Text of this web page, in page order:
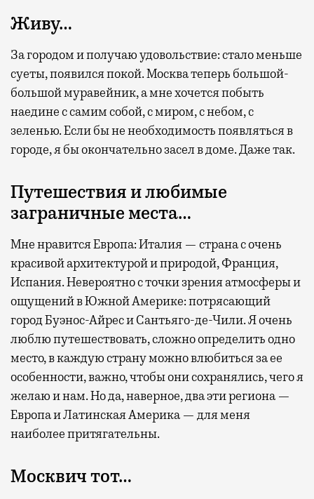
Живу…
За городом и получаю удовольствие: стало меньше
суеты, появился покой. Москва теперь большой-
большой муравейник, а мне хочется побыть
наедине с самим собой, с миром, с небом, с
зеленью. Если бы не необходимость появляться в
городе, я бы окончательно засел в доме. Даже так.
Путешествия и любимые
заграничные места…
Мне нравится Европа: Италия — страна с очень
красивой архитектурой и природой, Франция,
Испания. Невероятно с точки зрения атмосферы и
ощущений в Южной Америке: потрясающий
город Буэнос-Айрес и Сантьяго-де-Чили. Я очень
люблю путешествовать, сложно определить одно
место, в каждую страну можно влюбиться за ее
особенности, важно, чтобы они сохранялись, чего я
желаю и нам. Но да, наверное, два эти региона —
Европа и Латинская Америка — для меня
наиболее притягательны.
Москвич тот…